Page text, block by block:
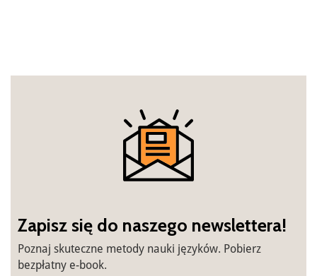
Zapisz się do naszego newslettera!
Poznaj skuteczne metody nauki języków. Pobierz
bezpłatny e-book.